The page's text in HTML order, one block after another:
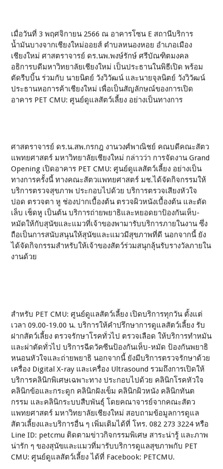
เมื่อวันที่ 3 พฤศจิกายน 2566 ณ อาคารโซน E สถานีบริการ
น้ำมันบางจากเชียงใหม่ออยส์ ตำบลหนองหอย อำเภอเมือง
เชียงใหม่ ศาสตราจารย์ ดร.นพ.พงษ์รักษ์ ศรีบัณฑิตมงคล
อธิการบดีมหาวิทยาลัยเชียงใหม่ เป็นประธานในพิธีเปิด พร้อม
ตัดรีบบิ้น ร่วมกับ นายนิตย์ วังวิวัฒน์ และนายจุลนิตย์ วังวิวัฒน์
ประธานหอการค้าเชียงใหม่ เพื่อเป็นสัญลักษณ์ของการเปิด
อาคาร PET CMU: ศูนย์ดูแลสัตว์เลี้ยง อย่างเป็นทางการ
ศาสตราจารย์ ดร.น.สพ.กรกฎ งานวงศ์พาณิชย์ คณบดีคณะสัตว
แพทยศาสตร์ มหาวิทยาลัยเชียงใหม่ กล่าวว่า การจัดงาน Grand
Opening เปิดอาคาร PET CMU: ศูนย์ดูแลสัตว์เลี้ยง อย่างเป็น
ทางการครั้งนี้ ทางคณะสัตวแพทยศาสตร์ มช.ได้จัดกิจกรรมให้
บริการตรวจสุขภาพ ประกอบไปด้วย บริการตรวจเสียงหัวใจ
ปอด ตรวจตา หู ช่องปากเบื้องต้น ตรวจผิวหนังเบื้องต้น และตัด
เล็บ เช็ดหู เป็นต้น บริการถ่ายพยาธิและหยอดยาป้องกันเห็บ-
หมัดให้กับสุนัขและแมวที่เจ้าของพามารับบริการภายในงาน ซึ่ง
ถือเป็นการสนับสนุนให้สุนัขและแมวมีสุขภาพที่ดี นอกจากนี้ ยัง
ได้จัดกิจกรรมสำหรับให้เจ้าของสัตว์ร่วมสนุกลุ้นรับรางวัลภายใน
งานด้วย
สำหรับ PET CMU: ศูนย์ดูแลสัตว์เลี้ยง เปิดบริการทุกวัน ตั้งแต่
เวลา 09.00-19.00 น. บริการให้คำปรึกษาการดูแลสัตว์เลี้ยง รับ
ฝากสัตว์เลี้ยง ตรวจรักษาโรคทั่วไป ตรวจเลือด ให้บริการทำหมัน
และผ่าตัดทั่วไป บริการฉีดวัคซีนป้องกันเห็บ-หมัด ป้องกันพยาธิ
หนอนหัวใจและถ่ายพยาธิ นอกจากนี้ ยังมีบริการตรวจรักษาด้วย
เครื่อง Digital X-ray และเครื่อง Ultrasound รวมถึงการเปิดให้
บริการคลินิกพิเศษเฉพาะทาง ประกอบไปด้วย คลินิกโรคหัวใจ
คลินิกข้อและกระดูก คลินิกฝังเข็ม คลินิกผิวหนัง คลินิกทันต
กรรม และคลินิกระบบสืบพันธุ์ โดยคณาจารย์จากคณะสัตว
แพทยศาสตร์ มหาวิทยาลัยเชียงใหม่ สอบถามข้อมูลการดูแล
สัตวเลี้ยงและบริการอื่น ๆ เพิ่มเติมได้ที่ โทร. 082 273 3224 หรือ
Line ID: petcmu ติดตามข่าวกิจกรรมพิเศษ สาระน่ารู้ และภาพ
น่ารัก ๆ ของสุนัขและแมวที่มารับบริการดูแลสุขภาพกับ PET
CMU: ศูนย์ดูแลสัตว์เลี้ยง ได้ที่ Facebook: PETCMU.